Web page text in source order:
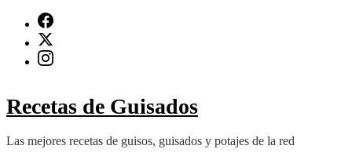
contenido
(presiona
Recetas de Guisados
Las mejores recetas de guisos, guisados y potajes de la red